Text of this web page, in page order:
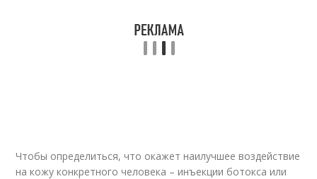
Чтобы определиться, что окажет наилучшее воздействие
на кожу конкретного человека – инъекции ботокса или